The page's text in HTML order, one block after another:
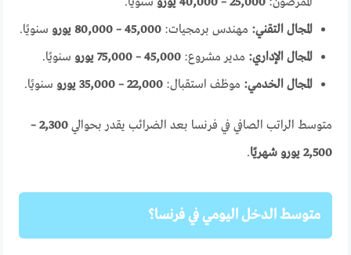
المجال التقني: مهندس برمجيات:45,000 – 80,000 يورو
سنويًا.
المجال الإداري: مدير مشروع:45,000 – 75,000 يورو
سنويًا.
المجال الخدمي: موظف استقبال:22,000 – 35,000 يورو سنويًا.
متوسط الراتب الصافي في فرنسا بعد الضرائب يقدر بحوالي
2,300 –
2,500 يورو شهريًا
.
متوسط الدخل اليومي في فرنسا؟